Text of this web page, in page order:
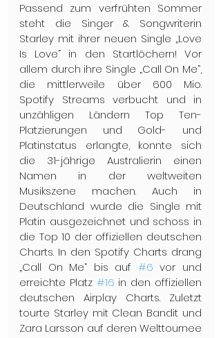
Passend zum verfrühten Sommer
steht die Singer & Songwriterin
Starley mit ihrer neuen Single „Love
Is Love“ in den Startlöchern! Vor
allem durch ihre Single „Call On Me“,
die mittlerweile über 600 Mio.
Spotify Streams verbucht und in
unzähligen Ländern Top Ten-
Platzierungen und Gold- und
Platinstatus erlangte, konnte sich
die 31-jährige Australierin einen
Namen in der weltweiten
Musikszene machen. Auch in
Deutschland wurde die Single mit
Platin ausgezeichnet und schoss in
die Top 10 der offiziellen deutschen
Charts. In den Spotify Charts drang
„Call On Me“ bis auf #6 vor und
erreichte Platz #16 in den offiziellen
deutschen Airplay Charts. Zuletzt
tourte Starley mit Clean Bandit und
Zara Larsson auf deren Welttournee